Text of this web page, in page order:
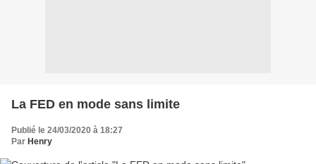
La FED en mode sans limite
Publié le 24/03/2020 à 18:27
Par Henry